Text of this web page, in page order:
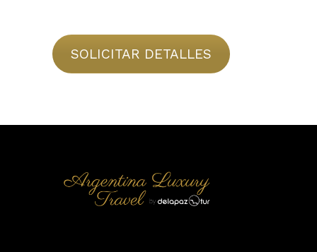
SOLICITAR DETALLES